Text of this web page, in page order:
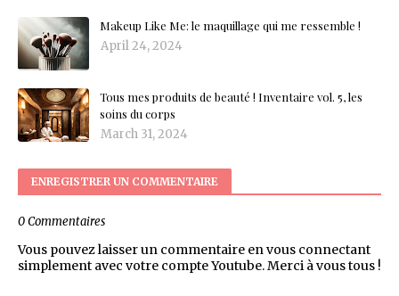
Makeup Like Me: le maquillage qui me ressemble !
April 24, 2024
Tous mes produits de beauté ! Inventaire vol. 5, les
soins du corps
March 31, 2024
ENREGISTRER UN COMMENTAIRE
0 Commentaires
Vous pouvez laisser un commentaire en vous connectant
simplement avec votre compte Youtube. Merci à vous tous !